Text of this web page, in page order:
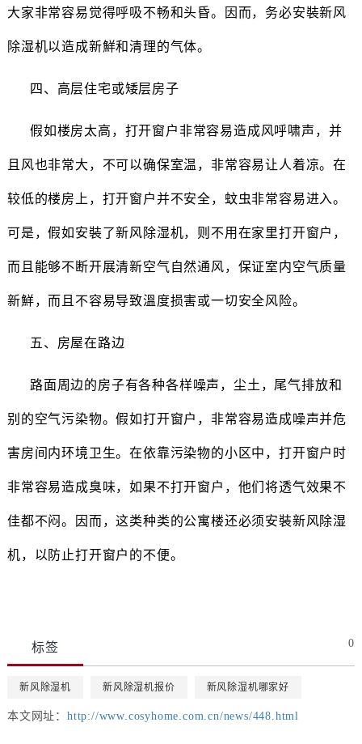
大家非常容易觉得呼吸不畅和头昏。因而，务必安裝新风
除湿机以造成新鮮和清理的气体。
四、高层住宅或矮层房子
假如楼房太高，打开窗户非常容易造成风呼啸声，并
且风也非常大，不可以确保室温，非常容易让人着凉。在
较低的楼房上，打开窗户并不安全，蚊虫非常容易进入。
可是，假如安裝了新风除湿机，则不用在家里打开窗户，
而且能够不断开展清新空气自然通风，保证室内空气质量
新鮮，而且不容易导致溫度损害或一切安全风险。
五、房屋在路边
路面周边的房子有各种各样噪声，尘土，尾气排放和
别的空气污染物。假如打开窗户，非常容易造成噪声并危
害房间内环境卫生。在依靠污染物的小区中，打开窗户时
非常容易造成臭味，如果不打开窗户，他们将透气效果不
佳都不闷。因而，这类种类的公寓楼还必须安裝新风除湿
机，以防止打开窗户的不便。
标签 0
新风除湿机 新风除湿机报价 新风除湿机哪家好
本文网址： http://www.cosyhome.com.cn/news/448.html